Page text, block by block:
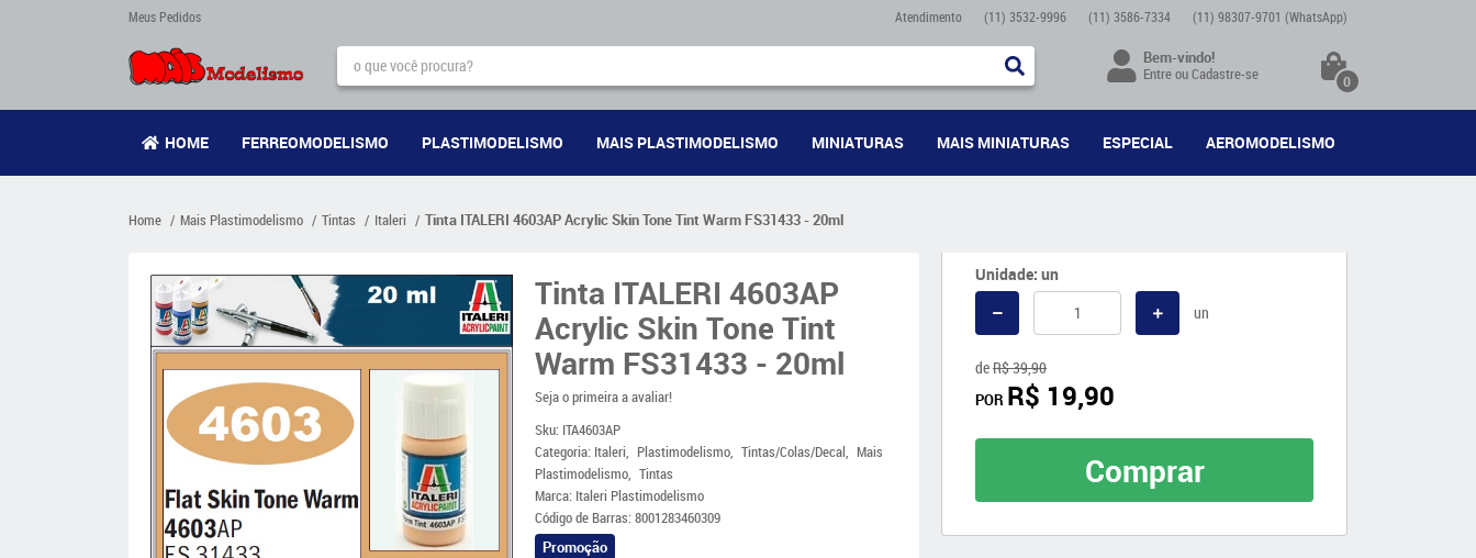
Meus Pedidos Atendimento (11) 3532-9996 (11) 3586-7334 (11) 98307-9701 (WhatsApp)
Bem-vindo!
EntreouCadastre-se 0
HOME FERREOMODELISMO PLASTIMODELISMO MAIS PLASTIMODELISMO MINIATURAS MAIS MINIATURAS ESPECIAL AEROMODELISMO
Home Mais Plastimodelismo Tintas Italeri Tinta ITALERI 4603AP Acrylic Skin Tone Tint Warm FS31433 - 20ml
Tinta ITALERI 4603AP
Acrylic Skin Tone Tint
Warm FS31433 - 20ml
Seja o primeira a avaliar!
Sku: ITA4603AP
Categoria: Italeri Plastimodelismo Tintas/Colas/Decal
Mais
Plastimodelismo Tintas
Marca: Italeri Plastimodelismo
Código de Barras:8001283460309
Promoção
Unidade: un
un
deR$ 39,90
POR R$ 19,90
Comprar